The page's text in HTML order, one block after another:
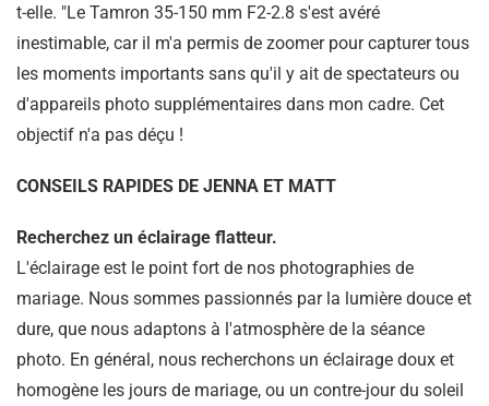
t-elle. "Le Tamron 35-150 mm F2-2.8 s'est avéré
inestimable, car il m'a permis de zoomer pour capturer tous
les moments importants sans qu'il y ait de spectateurs ou
d'appareils photo supplémentaires dans mon cadre. Cet
objectif n'a pas déçu !
CONSEILS RAPIDES DE JENNA ET MATT
Recherchez un éclairage flatteur.
L'éclairage est le point fort de nos photographies de
mariage. Nous sommes passionnés par la lumière douce et
dure, que nous adaptons à l'atmosphère de la séance
photo. En général, nous recherchons un éclairage doux et
homogène les jours de mariage, ou un contre-jour du soleil